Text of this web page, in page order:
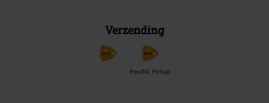
Verzending
PostNL Pickup